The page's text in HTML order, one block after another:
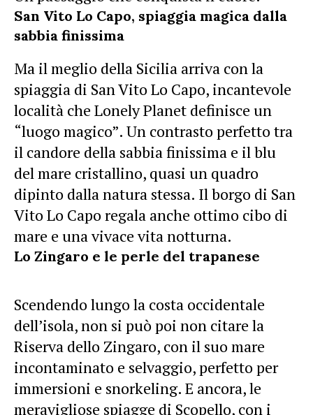
San Vito Lo Capo, spiaggia magica dalla
sabbia finissima
Ma il meglio della Sicilia arriva con la
spiaggia di San Vito Lo Capo, incantevole
località che Lonely Planet definisce un
“luogo magico”. Un contrasto perfetto tra
il candore della sabbia finissima e il blu
del mare cristallino, quasi un quadro
dipinto dalla natura stessa. Il borgo di San
Vito Lo Capo regala anche ottimo cibo di
mare e una vivace vita notturna.
Lo Zingaro e le perle del trapanese
Scendendo lungo la costa occidentale
dell’isola, non si può poi non citare la
Riserva dello Zingaro, con il suo mare
incontaminato e selvaggio, perfetto per
immersioni e snorkeling. E ancora, le
meravigliose spiagge di Scopello, con i